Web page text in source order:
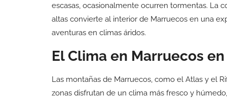
escasas, ocasionalmente ocurren tormentas. La
altas convierte al interior de Marruecos en una
aventuras en climas áridos.
El Clima en Marruecos
Las montañas de Marruecos, como el Atlas y el
zonas disfrutan de un clima más fresco y